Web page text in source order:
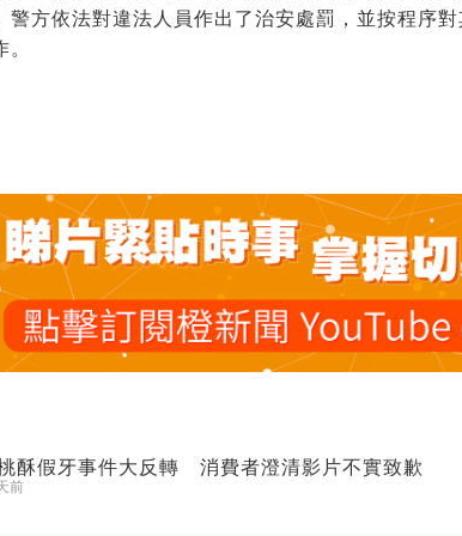
警方依法對違法人員作出了治安處罰，並按程序
酥假牙事件大反轉 消費者澄清影片不實致歉
前